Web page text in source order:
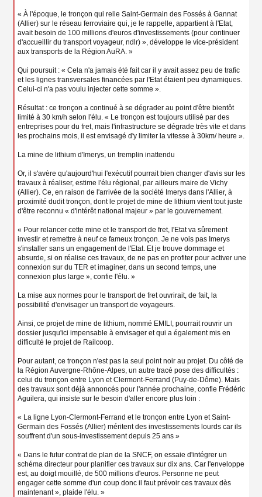
« À l'époque, le tronçon qui relie Saint-Germain des Fossés à Gannat
(Allier) sur le réseau ferroviaire qui, je le rappelle, appartient à l'Etat,
avait besoin de 100 millions d'euros d'investissements (pour continuer
d'accueillir du transport voyageur, ndlr) », développe le vice-président
aux transports de la Région AuRA. »
Qui poursuit : « Cela n'a jamais été fait car il y avait assez peu de trafic
et les lignes transversales financées par l'Etat étaient peu dynamiques.
Celui-ci n'a pas voulu injecter cette somme ».
Résultat : ce tronçon a continué à se dégrader au point d'être bientôt
limité à 30 km/h selon l'élu. « Le tronçon est toujours utilisé par des
entreprises pour du fret, mais l'infrastructure se dégrade très vite et dans
les prochains mois, il est envisagé d'y limiter la vitesse à 30km/ heure ».
La mine de lithium d'Imerys, un tremplin inattendu
Or, il s'avère qu'aujourd'hui l'exécutif pourrait bien changer d'avis sur les
travaux à réaliser, estime l'élu régional, par ailleurs maire de Vichy
(Allier). Ce, en raison de l'arrivée de la société Imerys dans l'Allier, à
proximité dudit tronçon, dont le projet de mine de lithium vient tout juste
d'être reconnu « d'intérêt national majeur » par le gouvernement.
« Pour relancer cette mine et le transport de fret, l'Etat va sûrement
investir et remettre à neuf ce fameux tronçon. Je ne vois pas Imerys
s'installer sans un engagement de l'Etat. Et je trouve dommage et
absurde, si on réalise ces travaux, de ne pas en profiter pour activer une
connexion sur du TER et imaginer, dans un second temps, une
connexion plus large », confie l'élu. »
La mise aux normes pour le transport de fret ouvrirait, de fait, la
possibilité d'envisager un transport de voyageurs.
Ainsi, ce projet de mine de lithium, nommé EMILI, pourrait rouvrir un
dossier jusqu'ici impensable à envisager et qui a également mis en
difficulté le projet de Railcoop.
Pour autant, ce tronçon n'est pas la seul point noir au projet. Du côté de
la Région Auvergne-Rhône-Alpes, un autre tracé pose des difficultés :
celui du tronçon entre Lyon et Clermont-Ferrand (Puy-de-Dôme). Mais
des travaux sont déjà annoncés pour l'année prochaine, confie Frédéric
Aguilera, qui insiste sur le besoin d'aller encore plus loin :
« La ligne Lyon-Clermont-Ferrand et le tronçon entre Lyon et Saint-
Germain des Fossés (Allier) méritent des investissements lourds car ils
souffrent d'un sous-investissement depuis 25 ans »
« Dans le futur contrat de plan de la SNCF, on essaie d'intégrer un
schéma directeur pour planifier ces travaux sur dix ans. Car l'enveloppe
est, au doigt mouillé, de 500 millions d'euros. Personne ne peut
engager cette somme d'un coup donc il faut prévoir ces travaux dès
maintenant », plaide l'élu. »